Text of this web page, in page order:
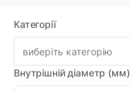
Категорії
виберіть категорію
Внутрішній діаметр (мм)
Бренд:NB